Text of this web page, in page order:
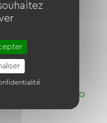
Location Vélo